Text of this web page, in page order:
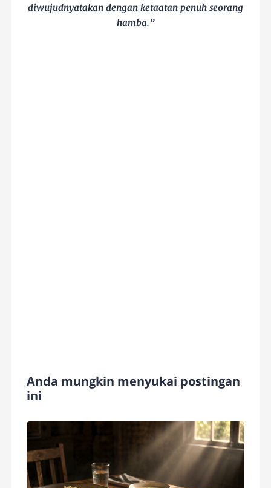
diwujudnyatakan dengan ketaatan penuh seorang
hamba.”
Anda mungkin menyukai postingan
ini